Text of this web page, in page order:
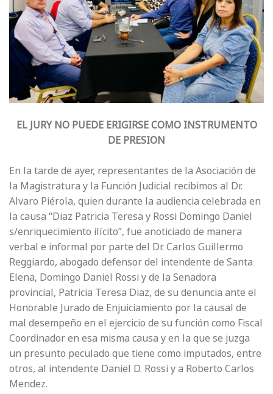
EL JURY NO PUEDE ERIGIRSE COMO INSTRUMENTO
DE PRESION
En la tarde de ayer, representantes de la Asociación de
la Magistratura y la Función Judicial recibimos al Dr.
Alvaro Piérola, quien durante la audiencia celebrada en
la causa “Diaz Patricia Teresa y Rossi Domingo Daniel
s/enriquecimiento ilícito”, fue anoticiado de manera
verbal e informal por parte del Dr. Carlos Guillermo
Reggiardo, abogado defensor del intendente de Santa
Elena, Domingo Daniel Rossi y de la Senadora
provincial, Patricia Teresa Diaz, de su denuncia ante el
Honorable Jurado de Enjuiciamiento por la causal de
mal desempeño en el ejercicio de su función como Fiscal
Coordinador en esa misma causa y en la que se juzga
un presunto peculado que tiene como imputados, entre
otros, al intendente Daniel D. Rossi y a Roberto Carlos
Mendez.